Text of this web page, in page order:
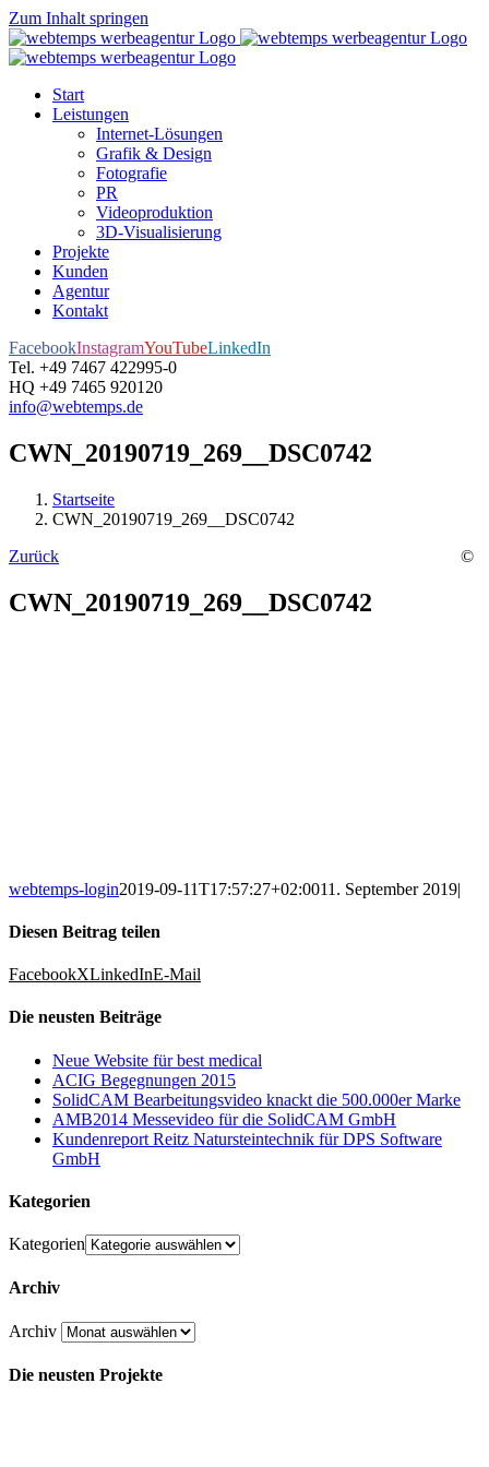
Zum Inhalt springen
Start
Leistungen
Internet-Lösungen
Grafik & Design
Fotografie
PR
Videoproduktion
3D-Visualisierung
Projekte
Kunden
Agentur
Kontakt
FacebookInstagramYouTubeLinkedIn
Tel. +49 7467 422995-0
HQ +49 7465 920120
info@webtemps.de
CWN_20190719_269__DSC0742
Startseite
CWN_20190719_269__DSC0742
Zurück
CWN_20190719_269__DSC0742
webtemps-login2019-09-11T17:57:27+02:0011. September 2019|
Diesen Beitrag teilen
FacebookXLinkedInE-Mail
Die neusten Beiträge
Neue Website für best medical
ACIG Begegnungen 2015
SolidCAM Bearbeitungsvideo knackt die 500.000er Marke
AMB2014 Messevideo für die SolidCAM GmbH
Kundenreport Reitz Natursteintechnik für DPS Software
GmbH
Kategorien
Kategorien
Archiv
Archiv
Die neusten Projekte
©